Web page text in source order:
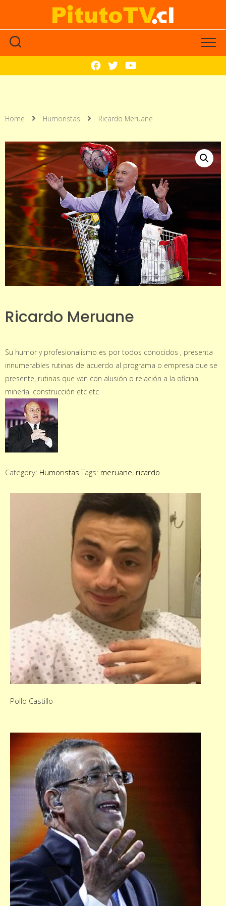
Home Humoristas Ricardo Meruane
Ricardo Meruane
Su humor y profesionalismo es por todos conocidos , presenta
innumerables rutinas de acuerdo al programa o empresa que se
presente, rutinas que van con alusión o relación a la oficina,
minería, construcción etc etc
Category: Humoristas Tags: meruane, ricardo
Pollo Castillo